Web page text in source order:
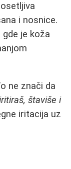
i nosnice.
je koža
ne znači da
štaviše i
iritacija uz